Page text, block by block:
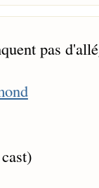
pas